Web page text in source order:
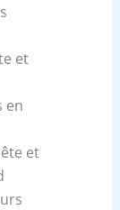
et
en
et